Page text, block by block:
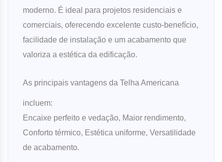
moderno. É ideal para projetos residenciais e
comerciais, oferecendo excelente custo-benefício,
facilidade de instalação e um acabamento que
valoriza a estética da edificação.
As principais vantagens da Telha Americana
incluem:
Encaixe perfeito e vedação, Maior rendimento,
Conforto térmico, Estética uniforme, Versatilidade
de acabamento.